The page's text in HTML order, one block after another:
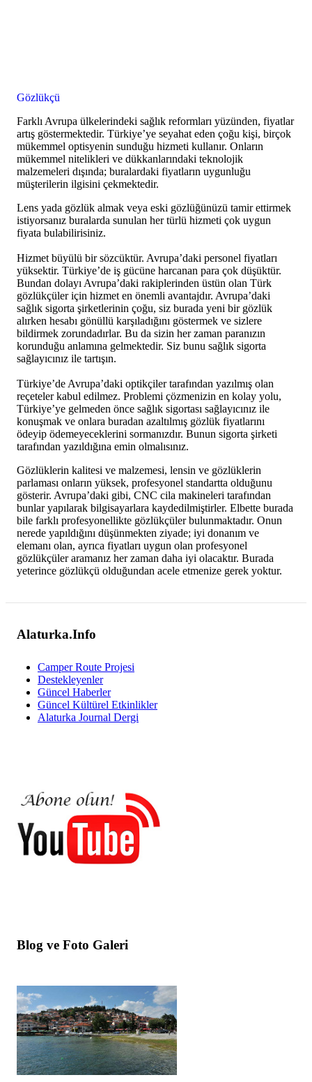
Gözlükçü
Farklı Avrupa ülkelerindeki sağlık reformları yüzünden, fiyatlar
artış göstermektedir. Türkiye’ye seyahat eden çoğu kişi, birçok
mükemmel optisyenin sunduğu hizmeti kullanır. Onların
mükemmel nitelikleri ve dükkanlarındaki teknolojik
malzemeleri dışında; buralardaki fiyatların uygunluğu
müşterilerin ilgisini çekmektedir.
Lens yada gözlük almak veya eski gözlüğünüzü tamir ettirmek
istiyorsanız buralarda sunulan her türlü hizmeti çok uygun
fiyata bulabilirisiniz.
Hizmet büyülü bir sözcüktür. Avrupa’daki personel fiyatları
yüksektir. Türkiye’de iş gücüne harcanan para çok düşüktür.
Bundan dolayı Avrupa’daki rakiplerinden üstün olan Türk
gözlükçüler için hizmet en önemli avantajdır. Avrupa’daki
sağlık sigorta şirketlerinin çoğu, siz burada yeni bir gözlük
alırken hesabı gönüllü karşıladığını göstermek ve sizlere
bildirmek zorundadırlar. Bu da sizin her zaman paranızın
korunduğu anlamına gelmektedir. Siz bunu sağlık sigorta
sağlayıcınız ile tartışın.
Türkiye’de Avrupa’daki optikçiler tarafından yazılmış olan
reçeteler kabul edilmez. Problemi çözmenizin en kolay yolu,
Türkiye’ye gelmeden önce sağlık sigortası sağlayıcınız ile
konuşmak ve onlara buradan azaltılmış gözlük fiyatlarını
ödeyip ödemeyeceklerini sormanızdır. Bunun sigorta şirketi
tarafından yazıldığına emin olmalısınız.
Gözlüklerin kalitesi ve malzemesi, lensin ve gözlüklerin
parlaması onların yüksek, profesyonel standartta olduğunu
gösterir. Avrupa’daki gibi, CNC cila makineleri tarafından
bunlar yapılarak bilgisayarlara kaydedilmiştirler. Elbette burada
bile farklı profesyonellikte gözlükçüler bulunmaktadır. Onun
nerede yapıldığını düşünmekten ziyade; iyi donanım ve
elemanı olan, ayrıca fiyatları uygun olan profesyonel
gözlükçüler aramanız her zaman daha iyi olacaktır. Burada
yeterince gözlükçü olduğundan acele etmenize gerek yoktur.
Alaturka.Info
Camper Route Projesi
Destekleyenler
Güncel Haberler
Güncel Kültürel Etkinlikler
Alaturka Journal Dergi
Blog ve Foto Galeri